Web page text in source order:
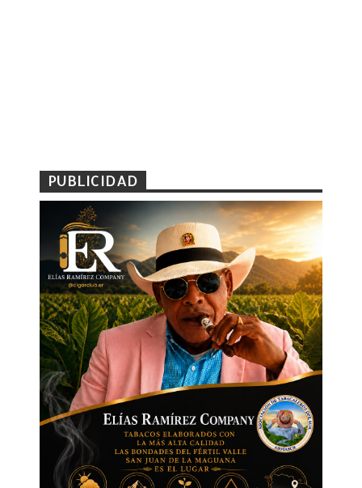
PUBLICIDAD